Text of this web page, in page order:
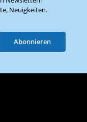
Neuigkeiten.
Abonnieren